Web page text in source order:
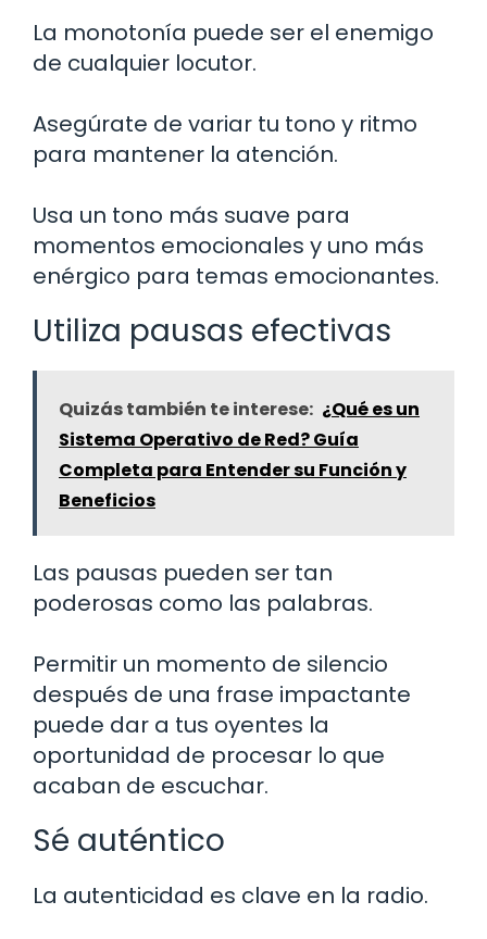
La monotonía puede ser el enemigo
de cualquier locutor.
Asegúrate de variar tu tono y ritmo
para mantener la atención.
Usa un tono más suave para
momentos emocionales y uno más
enérgico para temas emocionantes.
Utiliza pausas efectivas
Quizás también te interese: ¿Qué es un
Sistema Operativo de Red? Guía
Completa para Entender su Función y
Beneficios
Las pausas pueden ser tan
poderosas como las palabras.
Permitir un momento de silencio
después de una frase impactante
puede dar a tus oyentes la
oportunidad de procesar lo que
acaban de escuchar.
Sé auténtico
La autenticidad es clave en la radio.